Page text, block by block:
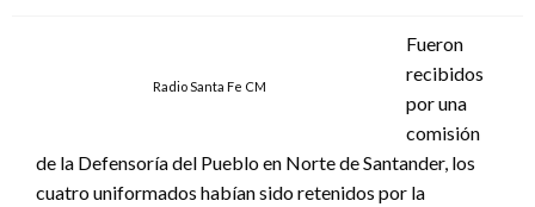
Radio Santa Fe CM
Fueron
recibidos
por una
comisión
de la Defensoría del Pueblo en Norte de Santander, los
cuatro uniformados habían sido retenidos por la